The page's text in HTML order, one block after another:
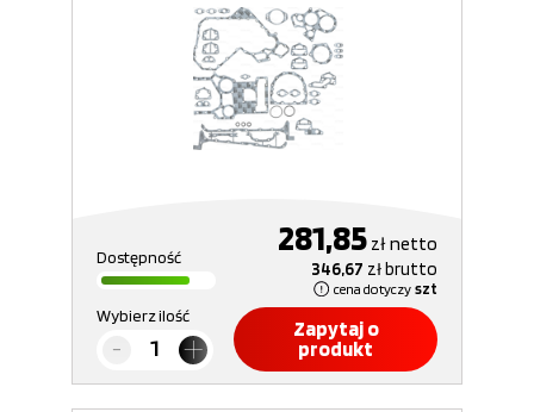
Dostępność 281,85 złnetto
346,67 złbrutto
cena dotyczy szt
Wybierz ilość
Zapytaj o
produkt